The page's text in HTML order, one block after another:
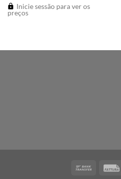
Inicie sessão para ver os
preços